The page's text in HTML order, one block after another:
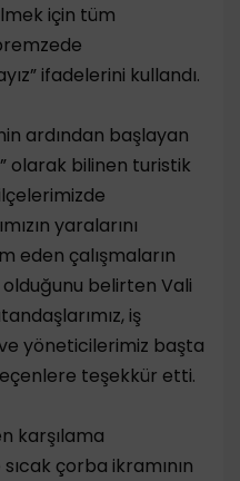
için tüm
ifadelerini kullandı.
ardından başlayan
olarak bilinen turistik
yaralarını
eden çalışmaların
belirten Vali
iş
yöneticilerimiz başta
teşekkür etti.
karşılama
çorba ikramının